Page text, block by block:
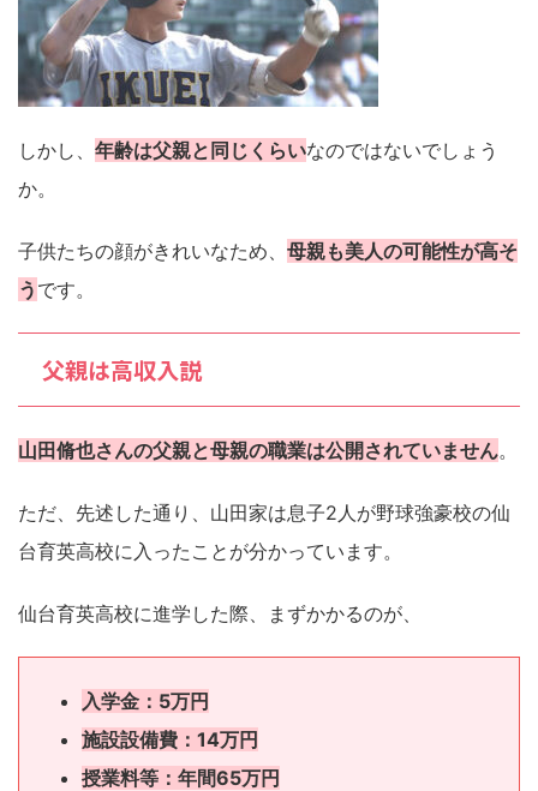
しかし、 年齢は父親と同じくらいなのではないでしょう
か。
子供たちの顔がきれいなため、 母親も美人の可能性が高そ
う です。
父親は高収入説
山田脩也さんの父親と母親の職業は公開されていません。
ただ、先述した通り、山田家は息子2人が野球強豪校の仙
台育英高校に入ったことが分かっています。
仙台育英高校に進学した際、まずかかるのが、
入学金：5万円
施設設備費：14万円
授業料等：年間65万円